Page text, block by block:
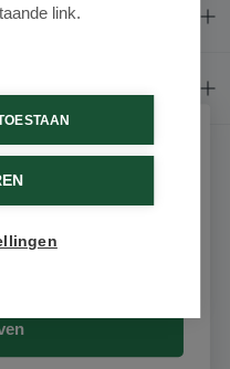
(531 beoordelingen)
link.
nieuwsbrief
en persoonlijk